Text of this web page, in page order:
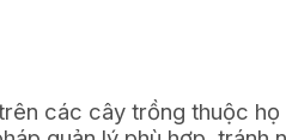
các cây trồng thuộc họ